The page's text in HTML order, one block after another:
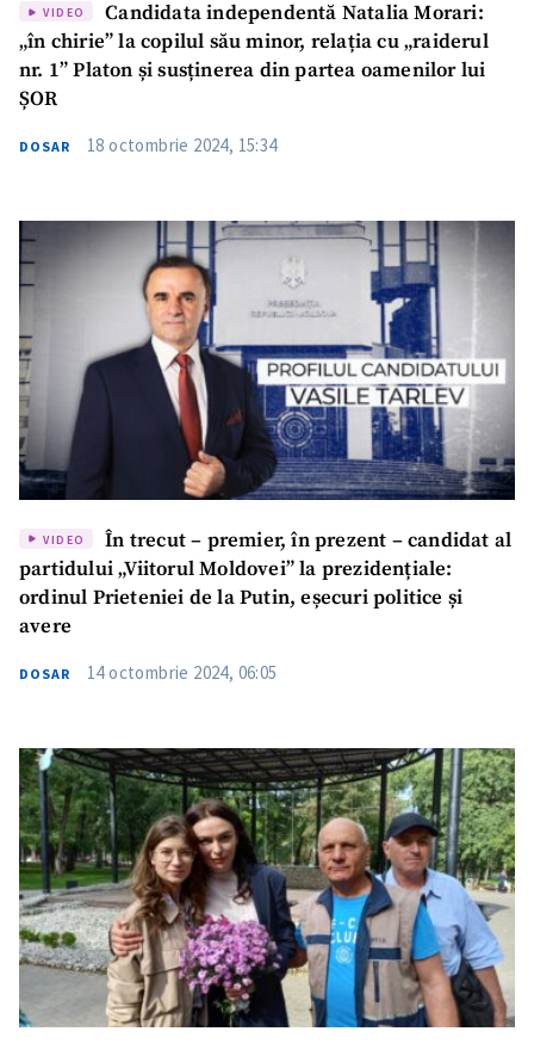
VIDEO
Candidata independentă Natalia Morari:
„în chirie” la copilul său minor, relația cu „raiderul
nr. 1” Platon și susținerea din partea oamenilor lui
ȘOR
DOSAR 18 octombrie 2024, 15:34
VIDEO
În trecut – premier, în prezent – candidat al
partidului „Viitorul Moldovei” la prezidențiale:
ordinul Prieteniei de la Putin, eșecuri politice și
avere
DOSAR 14 octombrie 2024, 06:05